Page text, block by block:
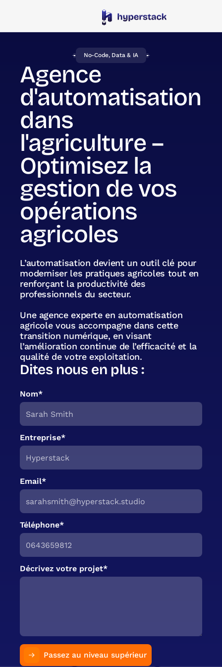
No-Code, Data & IA
Agence
d'automatisation
dans
l'agriculture –
Optimisez la
gestion de vos
opérations
agricoles
L’automatisation devient un outil clé pour
moderniser les pratiques agricoles tout en
renforçant la productivité des
professionnels du secteur.
Une agence experte en automatisation
agricole vous accompagne dans cette
transition numérique, en visant
l’amélioration continue de l’efficacité et la
qualité de votre exploitation.
Dites nous en plus :
Nom*
Entreprise*
Email*
Téléphone*
Décrivez votre projet*
Passez au niveau supérieur